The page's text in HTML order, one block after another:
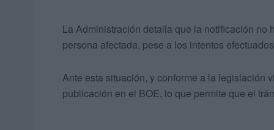
La Administración detalla que la notificación
persona afectada, pese a los intentos
Ante esta situación, y conforme a la legislación
publicación en el BOE, lo que permite que el